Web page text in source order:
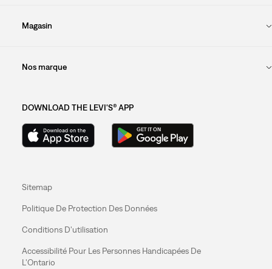
Magasin
Nos marque
DOWNLOAD THE LEVI'S® APP
Sitemap
Politique De Protection Des Données
Conditions D'utilisation
Accessibilité Pour Les Personnes Handicapées De
L'Ontario